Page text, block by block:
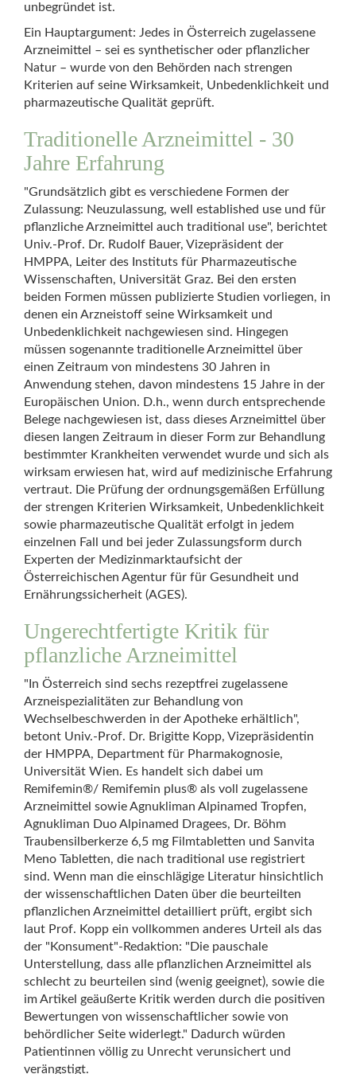
unbegründet ist.
Ein Hauptargument: Jedes in Österreich zugelassene
Arzneimittel – sei es synthetischer oder pflanzlicher
Natur – wurde von den Behörden nach strengen
Kriterien auf seine Wirksamkeit, Unbedenklichkeit und
pharmazeutische Qualität geprüft.
Traditionelle Arzneimittel - 30
Jahre Erfahrung
"Grundsätzlich gibt es verschiedene Formen der
Zulassung: Neuzulassung, well established use und für
pflanzliche Arzneimittel auch traditional use", berichtet
Univ.-Prof. Dr. Rudolf Bauer, Vizepräsident der
HMPPA, Leiter des Instituts für Pharmazeutische
Wissenschaften, Universität Graz. Bei den ersten
beiden Formen müssen publizierte Studien vorliegen, in
denen ein Arzneistoff seine Wirksamkeit und
Unbedenklichkeit nachgewiesen sind. Hingegen
müssen sogenannte traditionelle Arzneimittel über
einen Zeitraum von mindestens 30 Jahren in
Anwendung stehen, davon mindestens 15 Jahre in der
Europäischen Union. D.h., wenn durch entsprechende
Belege nachgewiesen ist, dass dieses Arzneimittel über
diesen langen Zeitraum in dieser Form zur Behandlung
bestimmter Krankheiten verwendet wurde und sich als
wirksam erwiesen hat, wird auf medizinische Erfahrung
vertraut. Die Prüfung der ordnungsgemäßen Erfüllung
der strengen Kriterien Wirksamkeit, Unbedenklichkeit
sowie pharmazeutische Qualität erfolgt in jedem
einzelnen Fall und bei jeder Zulassungsform durch
Experten der Medizinmarktaufsicht der
Österreichischen Agentur für für Gesundheit und
Ernährungssicherheit (AGES).
Ungerechtfertigte Kritik für
pflanzliche Arzneimittel
"In Österreich sind sechs rezeptfrei zugelassene
Arzneispezialitäten zur Behandlung von
Wechselbeschwerden in der Apotheke erhältlich",
betont Univ.-Prof. Dr. Brigitte Kopp, Vizepräsidentin
der HMPPA, Department für Pharmakognosie,
Universität Wien. Es handelt sich dabei um
Remifemin®/ Remifemin plus® als voll zugelassene
Arzneimittel sowie Agnukliman Alpinamed Tropfen,
Agnukliman Duo Alpinamed Dragees, Dr. Böhm
Traubensilberkerze 6,5 mg Filmtabletten und Sanvita
Meno Tabletten, die nach traditional use registriert
sind. Wenn man die einschlägige Literatur hinsichtlich
der wissenschaftlichen Daten über die beurteilten
pflanzlichen Arzneimittel detailliert prüft, ergibt sich
laut Prof. Kopp ein vollkommen anderes Urteil als das
der "Konsument"-Redaktion: "Die pauschale
Unterstellung, dass alle pflanzlichen Arzneimittel als
schlecht zu beurteilen sind (wenig geeignet), sowie die
im Artikel geäußerte Kritik werden durch die positiven
Bewertungen von wissenschaftlicher sowie von
behördlicher Seite widerlegt." Dadurch würden
Patientinnen völlig zu Unrecht verunsichert und
verängstigt.